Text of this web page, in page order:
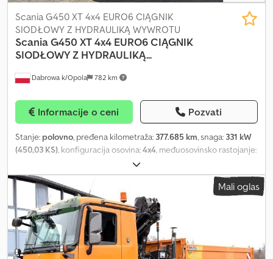
Dabrowa k/Opola 782 km
Scania G450 XT 4x4 EURO6 CIĄGNIK
SIODŁOWY Z HYDRAULIKĄ WYWROTU
ScaniaG450 XT 4x4 EURO6 CIĄGNIK
SIODŁOWY Z HYDRAULIKĄ...
Informacije o ceni Pozvati
Stanje: polovno, pređena kilometraža: 377.685 km, snaga: 331 kW
(450,03 KS), konfiguracija osovina:4x4, međuosovinsko rastojanje:
, tip prenosa:automatski
Euro 6, ukupna dužina:5.900 mm, ukupna širina:2.550 mm,
ukupna visina:3.700 mm , Oprema: ABS,
centralno zaključavanje, diferencijalna blokada, električno
podesivo ogledalo, električno podešavanje prozora, klima
uređaj, tempomat, = Dodatne opcije i oprema = Dcedpfozma
Sqjx Adyek - Grejanje - Klima uređaj - Radio - Klizni ili panoramski
krov - Sunčana vizir/zaštitna klapna = Dodatne informacije =
Mali oglas